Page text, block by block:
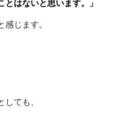
とはないと思います。」
じます。
ても、